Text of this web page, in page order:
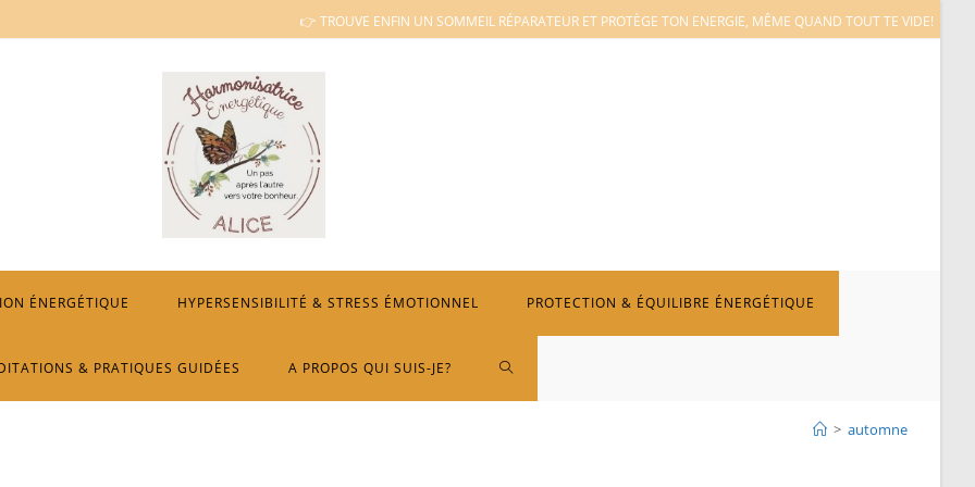
👉 TROUVE ENFIN UN SOMMEIL RÉPARATEUR ET PROTÈGE TON ENERGIE, MÊME QUAND TOUT TE VIDE!
ÉNERGÉTIQUE HYPERSENSIBILITÉ & STRESS ÉMOTIONNEL PROTECTION & ÉQUILIBRE ÉNERGÉTIQUE
& PRATIQUES GUIDÉES A PROPOS QUI SUIS-JE? TOGGLE
> automne